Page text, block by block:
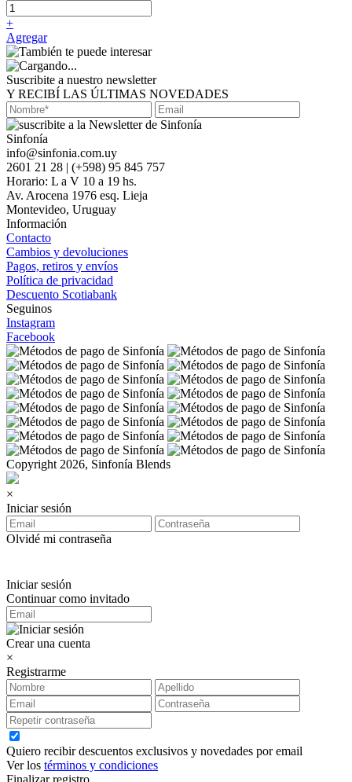
+
Agregar
Suscribite a nuestro newsletter
Y RECIBÍ LAS ÚLTIMAS NOVEDADES
Sinfonía
info@sinfonia.com.uy
2601 21 28 | (+598) 95 845 757
Horario: L a V 10 a 19 hs.
Av. Arocena 1976 esq. Lieja
Montevideo, Uruguay
Información
Contacto
Cambios y devoluciones
Pagos, retiros y envíos
Política de privacidad
Descuento Scotiabank
Seguinos
Instagram
Facebook
Copyright 2026, Sinfonía Blends
×
Iniciar sesión
Olvidé mi contraseña
Iniciar sesión
Continuar como invitado
Crear una cuenta
×
Registrarme
Quiero recibir descuentos exclusivos y novedades por email
Ver los términos y condiciones
Finalizar registro